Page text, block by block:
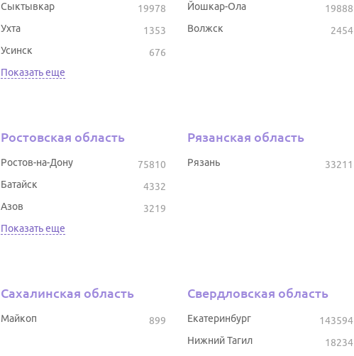
19978
Сыктывкар
1353
Ухта
676
Усинск
Показать еще
19888
Йошкар-Ола
2454
Волжск
Ростовская область
75810
Ростов-на-Дону
4332
Батайск
3219
Азов
Показать еще
Рязанская область
33211
Рязань
Сахалинская область
899
Майкоп
Свердловская область
143594
Екатеринбург
18234
Нижний Тагил